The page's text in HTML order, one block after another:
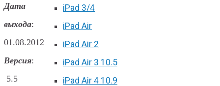
iPad 3/4
iPad Air
iPad Air 2
iPad Air 3 10.5
iPad Air 4 10.9
Дата
выхода:
01.08.2012
Версия:
5.5